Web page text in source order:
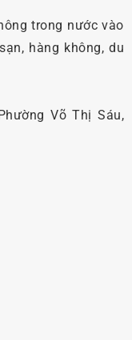
trong nước vào
hàng không, du
Võ Thị Sáu,